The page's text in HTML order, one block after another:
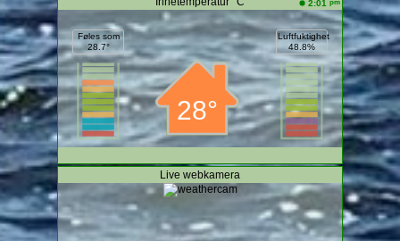
2:01 pm
Føles som
28.7°
28°
Luftfuktighet
48.8%
Live webkamera